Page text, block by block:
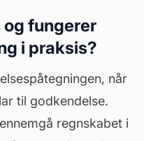
fungerer
i praksis?
når
til godkendelse.
regnskabet i